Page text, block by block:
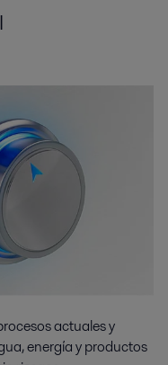
actuales y
energía y productos